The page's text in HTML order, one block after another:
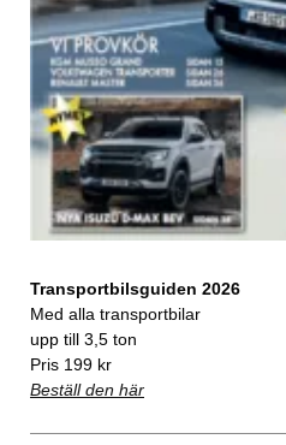
Transportbilsguiden 2026
Med alla transportbilar
upp till 3,5 ton
Pris 199 kr
Beställ den här